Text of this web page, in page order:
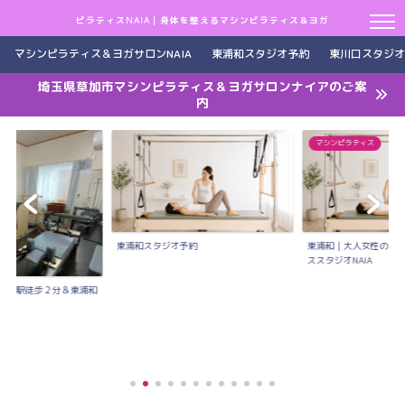
ピラティスNAIA｜身体を整えるマシンピラティス＆ヨガ
マシンピラティス＆ヨガサロンNAIA 東浦和スタジオ予約 東川口スタジ
埼玉県草加市マシンピラティス＆ヨガサロンナイアのご案
内
口駅徒歩２分＆東浦和
東浦和スタジオ予約
マシンピラティス
東浦和｜大人女性のた
ススタジオNAIA